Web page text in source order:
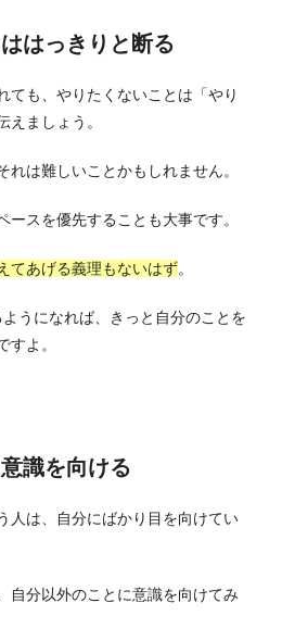
はっきりと断る
ても、やりたくないことは「やり
えましょう。
れは難しいことかもしれません。
ースを優先することも大事です。
てあげる義理もないはず。
ようになれば、きっと自分のことを
すよ。
識を向ける
人は、自分にばかり目を向けてい
自分以外のことに意識を向けてみ